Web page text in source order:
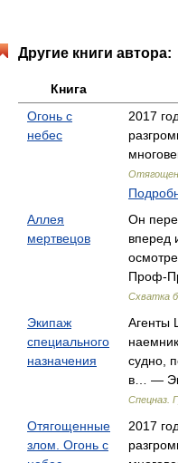
Другие книги автора:
Книга
Огонь с
небес
2017
Аллея
мертвецов
Он
вперед
Проф-
Схватка
Экипаж
специального
назначения
Агенты
судно,
в… —
Спецназ.
Отягощенные
злом. Огонь с
2017